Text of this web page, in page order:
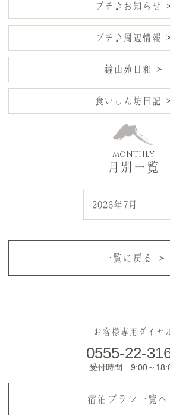
プチ♪お知らせ
プチ♪周辺情報
鐘山苑日和
食いしん坊日記
MONTHLY
月別一覧
一覧に戻る
お客様専用ダイヤ
0555-22-
受付時間 9:00～
宿泊プラン一覧へ